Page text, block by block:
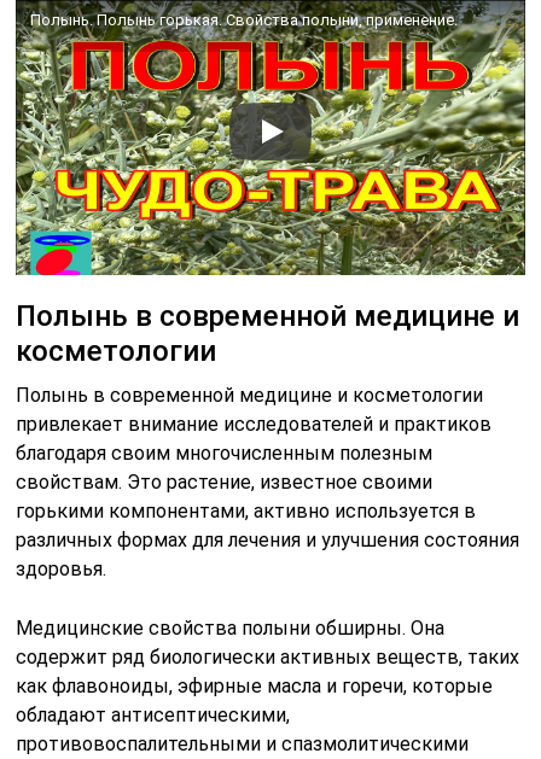
Полынь. Полынь горькая. Свойства полыни, применение.
Полынь в современной медицине и
косметологии
Полынь в современной медицине и косметологии
привлекает внимание исследователей и практиков
благодаря своим многочисленным полезным
свойствам. Это растение, известное своими
горькими компонентами, активно используется в
различных формах для лечения и улучшения состояния
здоровья.
Медицинские свойства полыни обширны. Она
содержит ряд биологически активных веществ, таких
как флавоноиды, эфирные масла и горечи, которые
обладают антисептическими,
противовоспалительными и спазмолитическими